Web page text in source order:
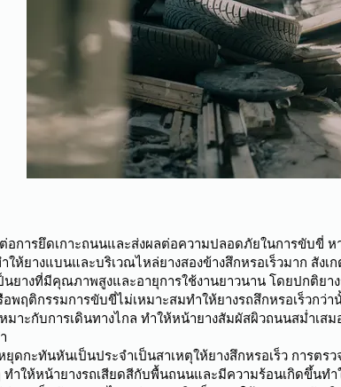
การยึดเกาะถนนและส่งผลต่อความปลอดภัยในการขับขี่ ห
ให้ยางแบนและบริเวณไหล่ยางสองข้างสึกหรอเร็วมาก สั
นยางที่มีคุณภาพสูงและอายุการใช้งานยาวนาน โดยปกติย
พฤติกรรมการขับขี่ไม่เหมาะสมทำให้ยางรถสึกหรอเร็วก
มาะกับการเดินทางไกล ทำให้หน้ายางสัมผัสผิวถนนสม่ำเส
ดกะทันหันเป็นประจำเป็นสาเหตุให้ยางสึกหรอเร็ว การต
ทำให้หน้ายางรถเสียดสีกับพื้นถนนและมีความร้อนเกิดขึ้นท